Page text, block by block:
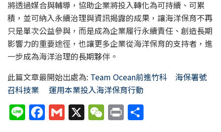
將透過媒合與輔導，協助企業將投入轉化為可持續、可累
積，並可納入永續治理與資訊揭露的成果，讓海洋保育不再
只是單次公益參與，而是成為企業履行永續責任、創造長期
影響力的重要途徑，也讓更多企業從海洋保育的支持者，進
一步成為海洋治理的長期夥伴。
此篇文章最開始出處為: Team Ocean前進竹科 海保署號
召科技業 運用本業投入海洋保育行動
Li F G X W P